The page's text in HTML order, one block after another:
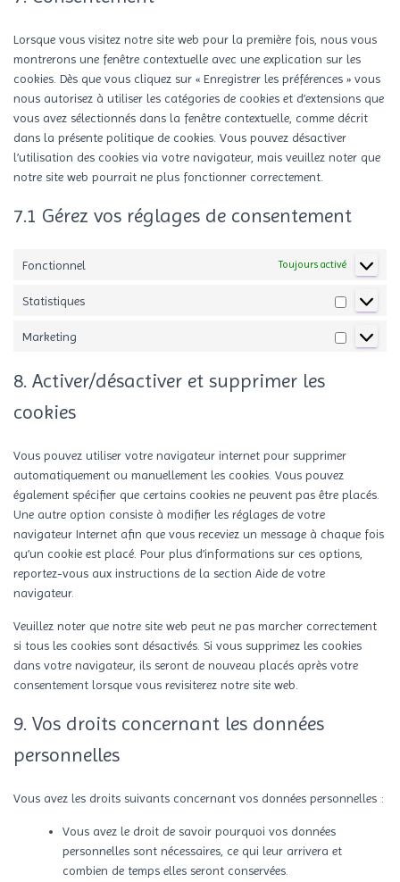
Lorsque vous visitez notre site web pour la première fois, nous vous
montrerons une fenêtre contextuelle avec une explication sur les
cookies. Dès que vous cliquez sur « Enregistrer les préférences » vous
nous autorisez à utiliser les catégories de cookies et d’extensions que
vous avez sélectionnés dans la fenêtre contextuelle, comme décrit
dans la présente politique de cookies. Vous pouvez désactiver
l’utilisation des cookies via votre navigateur, mais veuillez noter que
notre site web pourrait ne plus fonctionner correctement.
7.1 Gérez vos réglages de consentement
Fonctionnel Toujours activé
Statistiques
Marketing Marketing
8. Activer/désactiver et supprimer les
cookies
Vous pouvez utiliser votre navigateur internet pour supprimer
automatiquement ou manuellement les cookies. Vous pouvez
également spécifier que certains cookies ne peuvent pas être placés.
Une autre option consiste à modifier les réglages de votre
navigateur Internet afin que vous receviez un message à chaque fois
qu’un cookie est placé. Pour plus d’informations sur ces options,
reportez-vous aux instructions de la section Aide de votre
navigateur.
Veuillez noter que notre site web peut ne pas marcher correctement
si tous les cookies sont désactivés. Si vous supprimez les cookies
dans votre navigateur, ils seront de nouveau placés après votre
consentement lorsque vous revisiterez notre site web.
9. Vos droits concernant les données
personnelles
Vous avez les droits suivants concernant vos données personnelles :
Vous avez le droit de savoir pourquoi vos données
personnelles sont nécessaires, ce qui leur arrivera et
combien de temps elles seront conservées.